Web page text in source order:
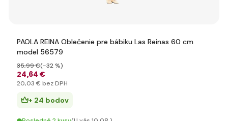
PAOLA REINA Oblečenie pre bábiku Las Reinas 60 cm
model 56579
24,64 €
35,99 €(-32 %)
20,03 € bez DPH
+ 24 bodov